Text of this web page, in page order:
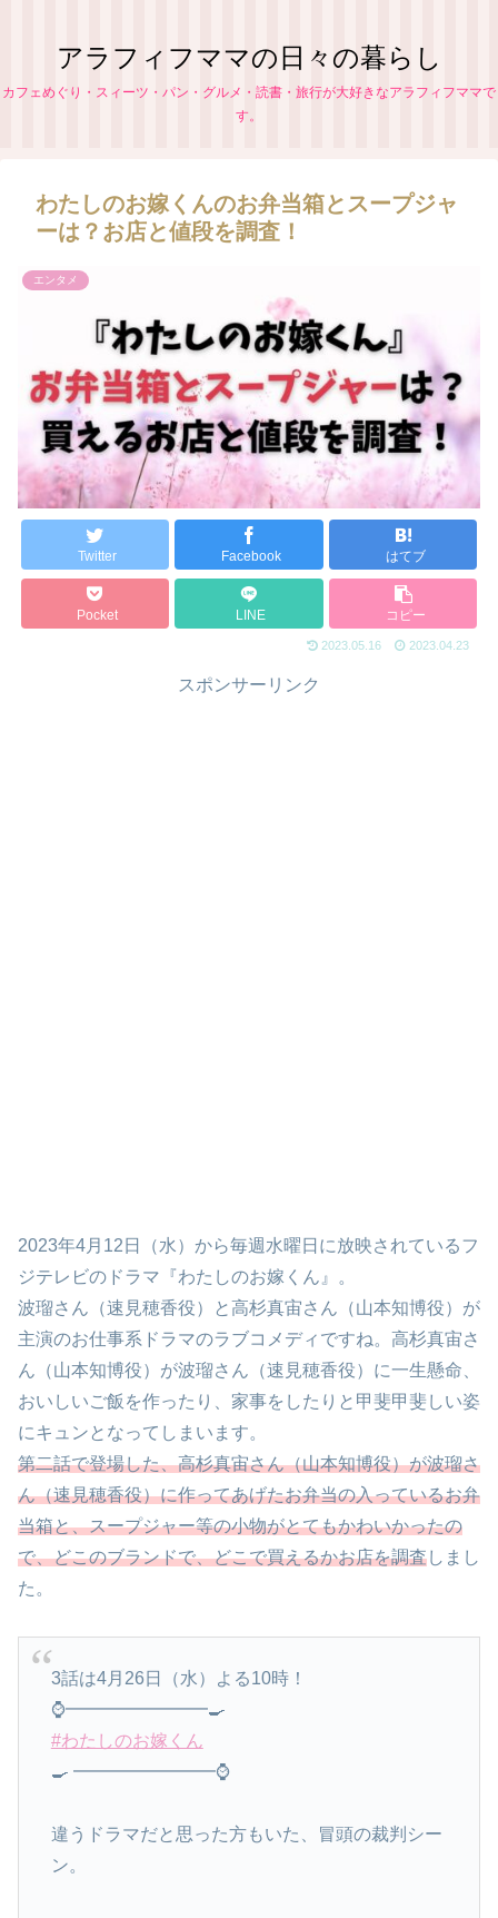
アラフィフママの日々の暮らし
カフェめぐり・スィーツ・パン・グルメ・読書・旅行が大好きなアラフィフママで
す。
わたしのお嫁くんのお弁当箱とスープジャ
ーは？お店と値段を調査！
エンタメ
Twitter Facebook はてブ
Pocket LINE コピー
2023.05.16 2023.04.23
スポンサーリンク
2023年4月12日（水）から毎週水曜日に放映されているフ
ジテレビのドラマ『わたしのお嫁くん』。
波瑠さん（速見穂香役）と高杉真宙さん（山本知博役）が
主演のお仕事系ドラマのラブコメディですね。高杉真宙さ
ん（山本知博役）が波瑠さん（速見穂香役）に一生懸命、
おいしいご飯を作ったり、家事をしたりと甲斐甲斐しい姿
にキュンとなってしまいます。
第二話で登場した、高杉真宙さん（山本知博役）が波瑠さ
ん（速見穂香役）に作ってあげたお弁当の入っているお弁
当箱と、スープジャー等の小物がとてもかわいかったの
で、どこのブランドで、どこで買えるかお店を調査しまし
た。
3話は4月26日（水）よる10時！
⌚━━━━━━━━🍳
#わたしのお嫁くん
🍳 ━━━━━━━━⌚
違うドラマだと思った方もいた、冒頭の裁判シー
ン。